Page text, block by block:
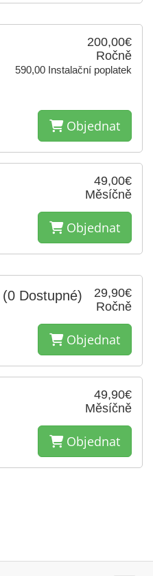
200,00€
Ročně
590,00 Instalační poplatek
Objednat
49,00€
Měsíčně
Objednat
29,90€
Ročně
(0 Dostupné)
Objednat
49,90€
Měsíčně
Objednat